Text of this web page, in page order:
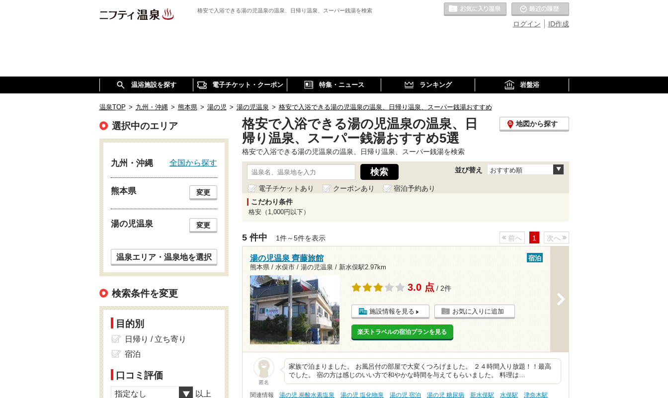
格安で入浴できる湯の児温泉の温泉、日帰り温泉、スーパー銭湯を検索
ID作成
ログイン
お気に入りの温泉
温浴施設を探す 電子チケット・クーポン 特集・ニュース ランキング 岩盤浴
温泉TOP > 九州・沖縄 > 熊本県 > 湯の児 > 湯の児温泉 > 格安で入浴できる湯の児温泉の温泉、日帰り温泉、スーパー銭湯おすすめ
格安で入浴できる湯の児温泉の温泉、日
帰り温泉、スーパー銭湯おすすめ5選
地図から探す
格安で入浴できる湯の児温泉の温泉、日帰り温泉、スーパー銭湯を検索
並び替え おすすめ順
電子チケットあり クーポンあり
宿泊予約あり
こだわり条件
格安（1,000円以下）
5 件中 1件～5件を表示 前へ 1 次へ
湯の児温泉 齊藤旅館
熊本県 / 水俣市 / 湯の児温泉 / 新水俣駅2.97km
宿泊
3.0 点 / 2件
施設情報を見る お気に入りに追加
楽天トラベルの宿泊プランを見る
匿名
家族で泊まりました。 お風呂付の部屋で大変くつろげました。 ２４時間入り放題！！最高
でした。 宿の方は感じのいい方で和やかな時間を与えてもらいました。 料理は…
関連情報 湯の児 炭酸水素塩泉 湯の児 塩化物泉 湯の児 宿泊 湯の児 糖尿病 新水俣駅 水俣駅
津奈木駅
選択中のエリア
九州・沖縄 全国から探す
熊本県 変更
湯の児温泉 変更
温泉エリア・温泉地を選択
検索条件を変更
目的別
日帰り / 立ち寄り
宿泊
口コミ評価
指定なし 以上